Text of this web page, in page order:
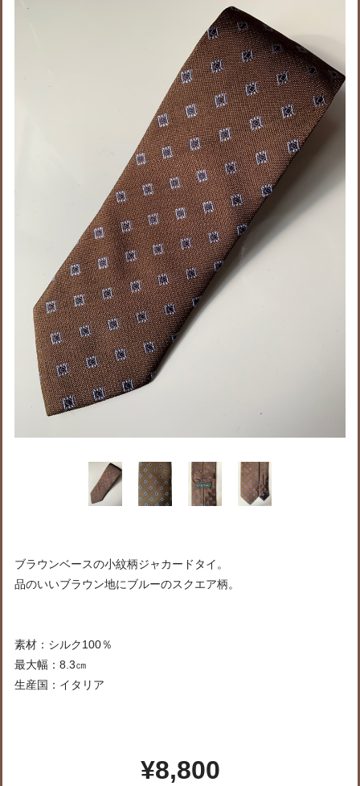
ブラウンベースの小紋柄ジャカードタイ。
品のいいブラウン地にブルーのスクエア柄。
素材：シルク100％
最大幅：8.3㎝
生産国：イタリア
¥8,800